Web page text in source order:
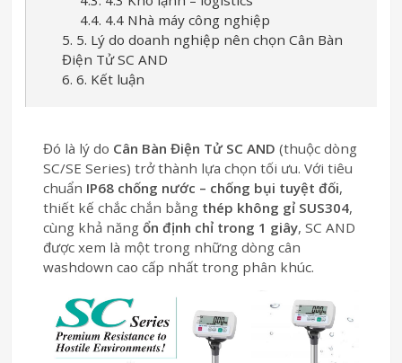
4.4. 4.4 Nhà máy công nghiệp
5. 5. Lý do doanh nghiệp nên chọn Cân Bàn
Điện Tử SC AND
6. 6. Kết luận
Đó là lý do Cân Bàn Điện Tử SC AND (thuộc dòng
SC/SE Series) trở thành lựa chọn tối ưu. Với tiêu
chuẩn IP68 chống nước – chống bụi tuyệt đối,
thiết kế chắc chắn bằng thép không gỉ SUS304,
cùng khả năngổn định chỉ trong 1 giây, SC AND
được xem là một trong những dòng cân
washdown cao cấp nhất trong phân khúc.